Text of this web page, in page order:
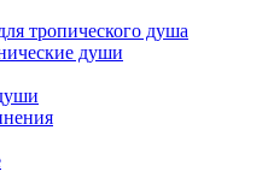
тропического душа
души